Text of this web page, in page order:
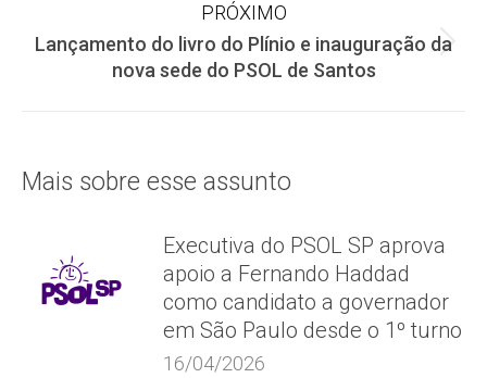
post:
PRÓXIMO
Próximo
post:
Lançamento do livro do Plínio e inauguração da
nova sede do PSOL de Santos
Mais sobre esse assunto
Executiva do PSOL SP aprova
apoio a Fernando Haddad
como candidato a governador
em São Paulo desde o 1º turno
16/04/2026